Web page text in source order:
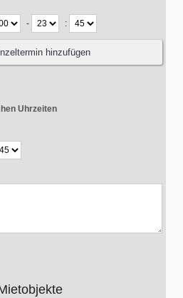
- :
Uhrzeiten
Mietobjekte